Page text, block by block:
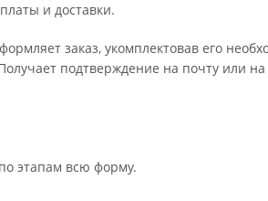
и доставки.
заказ, укомплектовав его
подтверждение на почту или на
этапам всю форму.